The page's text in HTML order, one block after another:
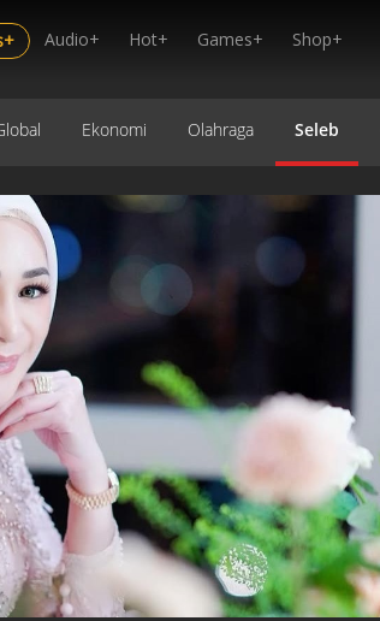
Audio+ Hot+ Games+ Shop+
Ekonomi Olahraga Seleb